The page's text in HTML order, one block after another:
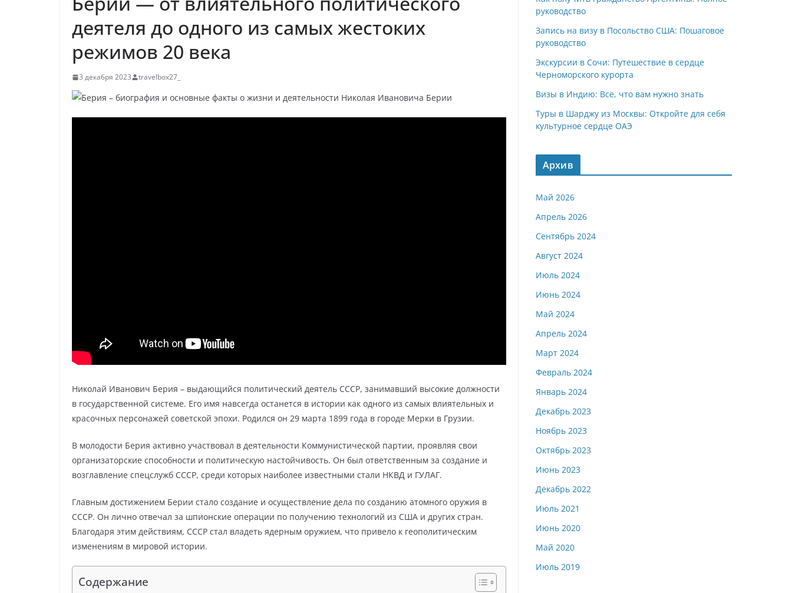
деятеля до одного из самых жестоких
режимов 20 века
3 декабря 2023 travelbox27_
Николай Иванович Берия – выдающийся политический деятель СССР, занимавший высокие должности
в государственной системе. Его имя навсегда останется в истории как одного из самых влиятельных и
красочных персонажей советской эпохи. Родился он 29 марта 1899 года в городе Мерки в Грузии.
В молодости Берия активно участвовал в деятельности Коммунистической партии, проявляя свои
организаторские способности и политическую настойчивость. Он был ответственным за создание и
возглавление спецслужб СССР, среди которых наиболее известными стали НКВД и ГУЛАГ.
Главным достижением Берии стало создание и осуществление дела по созданию атомного оружия в
СССР. Он лично отвечал за шпионские операции по получению технологий из США и других стран.
Благодаря этим действиям, СССР стал владеть ядерным оружием, что привело к геополитическим
изменениям в мировой истории.
Содержание
руководство
Запись на визу в Посольство США: Пошаговое
руководство
Экскурсии в Сочи: Путешествие в сердце
Черноморского курорта
Визы в Индию: Все, что вам нужно знать
Туры в Шарджу из Москвы: Откройте для себя
культурное сердце ОАЭ
Архив
Май 2026
Апрель 2026
Сентябрь 2024
Август 2024
Июль 2024
Июнь 2024
Май 2024
Апрель 2024
Март 2024
Февраль 2024
Январь 2024
Декабрь 2023
Ноябрь 2023
Октябрь 2023
Июнь 2023
Декабрь 2022
Июль 2021
Июнь 2020
Май 2020
Июль 2019